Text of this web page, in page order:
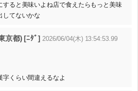
すると美味いよね店で食えたらもっと美味
してないかな
京都) [ﾆﾀﾞ] 2026/06/04(木) 13:54:53.99
字くらい間違えるなよ